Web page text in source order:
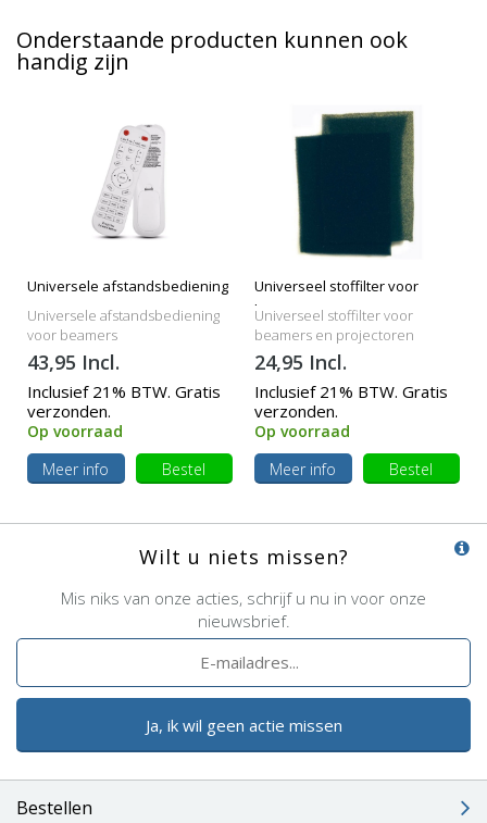
Onderstaande producten kunnen ook
handig zijn
Universele afstandsbediening
Universele afstandsbediening
voor beamers
43,95 Incl.
Inclusief 21% BTW. Gratis
verzonden.
Op voorraad
Meer info
Bestel
Universeel stoffilter voor
beamers
Universeel stoffilter voor
beamers en projectoren
24,95 Incl.
Inclusief 21% BTW. Gratis
verzonden.
Op voorraad
Meer info
Bestel
Wilt u niets missen?
Mis niks van onze acties, schrijf u nu in voor onze
nieuwsbrief.
Ja, ik wil geen actie missen
Bestellen